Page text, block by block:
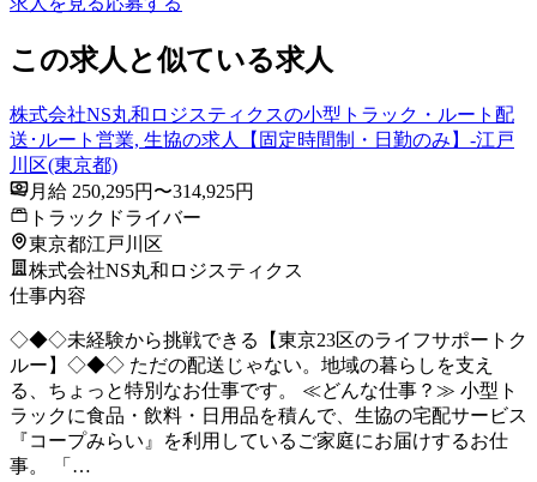
この求人と似ている求人
株式会社NS丸和ロジスティクスの小型トラック・ルート配
送･ルート営業, 生協の求人【固定時間制・日勤のみ】-江戸
川区(東京都)
月給 250,295円〜314,925円
トラックドライバー
東京都江戸川区
株式会社NS丸和ロジスティクス
仕事内容
◇◆◇未経験から挑戦できる【東京23区のライフサポートク
ルー】◇◆◇ ただの配送じゃない。地域の暮らしを支え
る、ちょっと特別なお仕事です。 ≪どんな仕事？≫ 小型ト
ラックに食品・飲料・日用品を積んで、生協の宅配サービス
『コープみらい』を利用しているご家庭にお届けするお仕
事。 「…